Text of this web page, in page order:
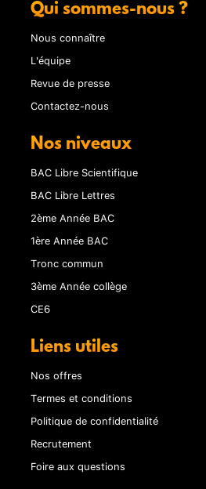
Qui sommes-nous ?
Nous connaître
L'équipe
Revue de presse
Contactez-nous
Nos niveaux
BAC Libre Scientifique
BAC Libre Lettres
2ème Année BAC
1ère Année BAC
Tronc commun
3ème Année collège
CE6
Liens utiles
Nos offres
Termes et conditions
Politique de confidentialité
Recrutement
Foire aux questions